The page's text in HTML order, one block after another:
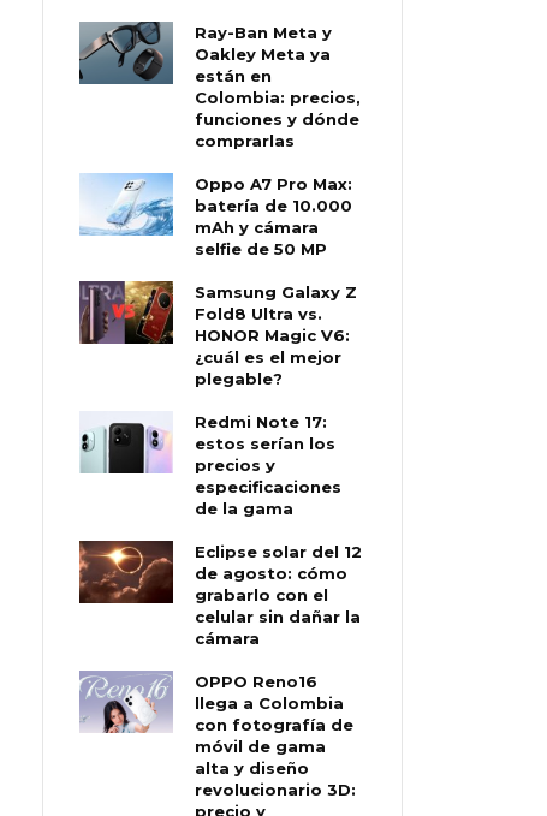
Ray-Ban Meta y
Oakley Meta ya
están en
Colombia: precios,
funciones y dónde
comprarlas
Oppo A7 Pro Max:
batería de 10.000
mAh y cámara
selfie de 50 MP
Samsung Galaxy Z
Fold8 Ultra vs.
HONOR Magic V6:
¿cuál es el mejor
plegable?
Redmi Note 17:
estos serían los
precios y
especificaciones
de la gama
Eclipse solar del 12
de agosto: cómo
grabarlo con el
celular sin dañar la
cámara
OPPO Reno16
llega a Colombia
con fotografía de
móvil de gama
alta y diseño
revolucionario 3D:
precio y